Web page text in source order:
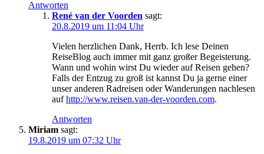
Antworten
René van der Voorden sagt:
20.8.2019 um 11:04 Uhr
Vielen herzlichen Dank, Herrb. Ich lese Deinen
ReiseBlog auch immer mit ganz großer Begeisterung.
Wann und wohin wirst Du wieder auf Reisen gehen?
Falls der Entzug zu groß ist kannst Du ja gerne einer
unser anderen Radreisen oder Wanderungen nachlesen
aufhttp://www.reisen.van-der-voorden.com.
Antworten
Miriam sagt:
19.8.2019 um 07:32 Uhr